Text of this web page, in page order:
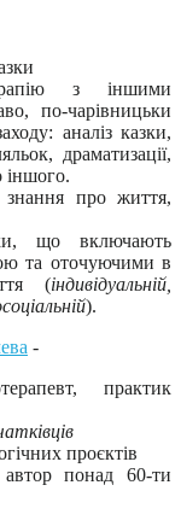
з іншими
по-чарівницьки
аналіз казки,
драматизації,
іншого.
знання про життя,
що включають
та оточуючими в
(індивідуальній,
).
-
практик
проєктів
автор понад 60-ти